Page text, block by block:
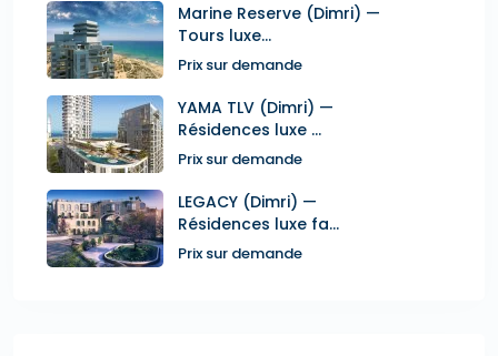
Marine Reserve (Dimri) —
Tours luxe...
Prix sur demande
YAMA TLV (Dimri) —
Résidences luxe ...
Prix sur demande
LEGACY (Dimri) —
Résidences luxe fa...
Prix sur demande